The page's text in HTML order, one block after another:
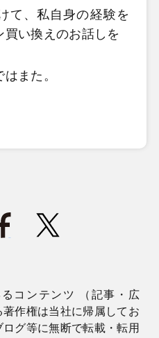
て、私自身の経験を
い換えのお話しを
また。
コンテンツ （記事・広
作権は当社に帰属してお
グ等に無断で転載・転用